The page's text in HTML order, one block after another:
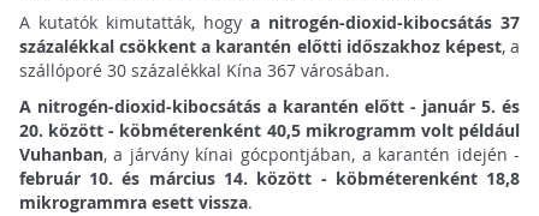
A kutatók kimutatták, hogya nitrogén-dioxid-kibocsátás 37
százalékkal csökkent a karantén előtti időszakhoz képest, a
szállóporé 30 százalékkal Kína 367 városában.
A nitrogén-dioxid-kibocsátás a karantén előtt - január 5. és
20. között - köbméterenként 40,5 mikrogramm volt például
Vuhanban, a járvány kínai gócpontjában, a karantén idején -
február 10. és március 14. között - köbméterenként 18,8
mikrogrammra esett vissza.